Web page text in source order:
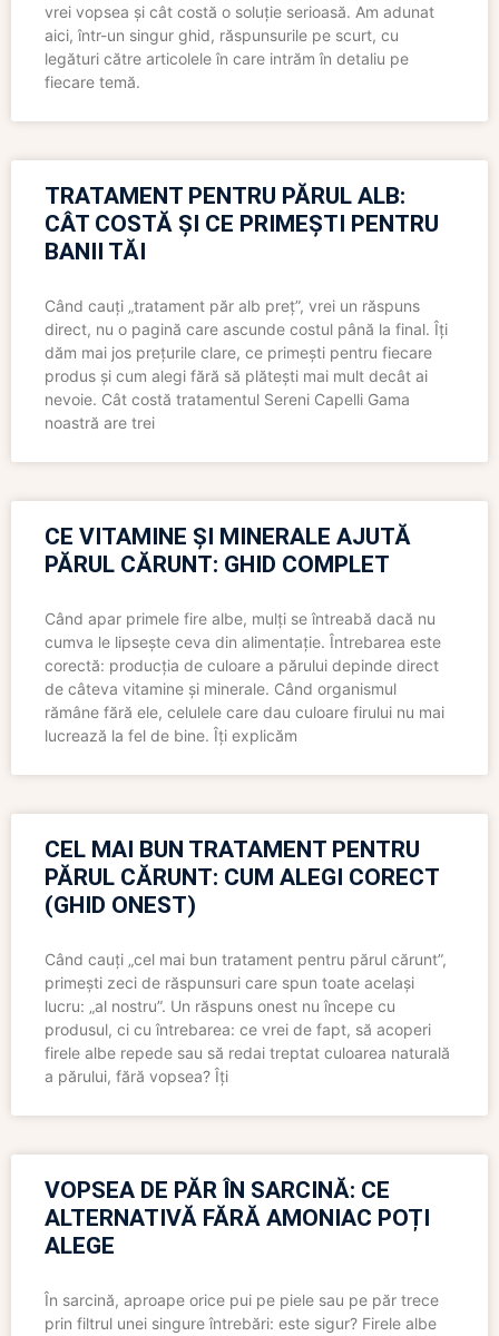
vrei vopsea și cât costă o soluție serioasă. Am adunat
aici, într-un singur ghid, răspunsurile pe scurt, cu
legături către articolele în care intrăm în detaliu pe
fiecare temă.
TRATAMENT PENTRU PĂRUL ALB:
CÂT COSTĂ ȘI CE PRIMEȘTI PENTRU
BANII TĂI
Când cauți „tratament păr alb preț”, vrei un răspuns
direct, nu o pagină care ascunde costul până la final. Îți
dăm mai jos prețurile clare, ce primești pentru fiecare
produs și cum alegi fără să plătești mai mult decât ai
nevoie. Cât costă tratamentul Sereni Capelli Gama
noastră are trei
CE VITAMINE ȘI MINERALE AJUTĂ
PĂRUL CĂRUNT: GHID COMPLET
Când apar primele fire albe, mulți se întreabă dacă nu
cumva le lipsește ceva din alimentație. Întrebarea este
corectă: producția de culoare a părului depinde direct
de câteva vitamine și minerale. Când organismul
rămâne fără ele, celulele care dau culoare firului nu mai
lucrează la fel de bine. Îți explicăm
CEL MAI BUN TRATAMENT PENTRU
PĂRUL CĂRUNT: CUM ALEGI CORECT
(GHID ONEST)
Când cauți „cel mai bun tratament pentru părul cărunt”,
primești zeci de răspunsuri care spun toate același
lucru: „al nostru”. Un răspuns onest nu începe cu
produsul, ci cu întrebarea: ce vrei de fapt, să acoperi
firele albe repede sau să redai treptat culoarea naturală
a părului, fără vopsea? Îți
VOPSEA DE PĂR ÎN SARCINĂ: CE
ALTERNATIVĂ FĂRĂ AMONIAC POȚI
ALEGE
În sarcină, aproape orice pui pe piele sau pe păr trece
prin filtrul unei singure întrebări: este sigur? Firele albe